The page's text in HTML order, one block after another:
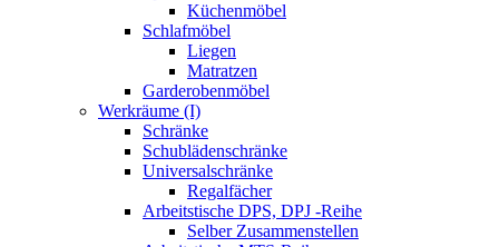
Küchenmöbel
Schlafmöbel
Liegen
Matratzen
Garderobenmöbel
Werkräume (I)
Schränke
Schublädenschränke
Universalschränke
Regalfächer
Arbeitstische DPS, DPJ -Reihe
Selber Zusammenstellen